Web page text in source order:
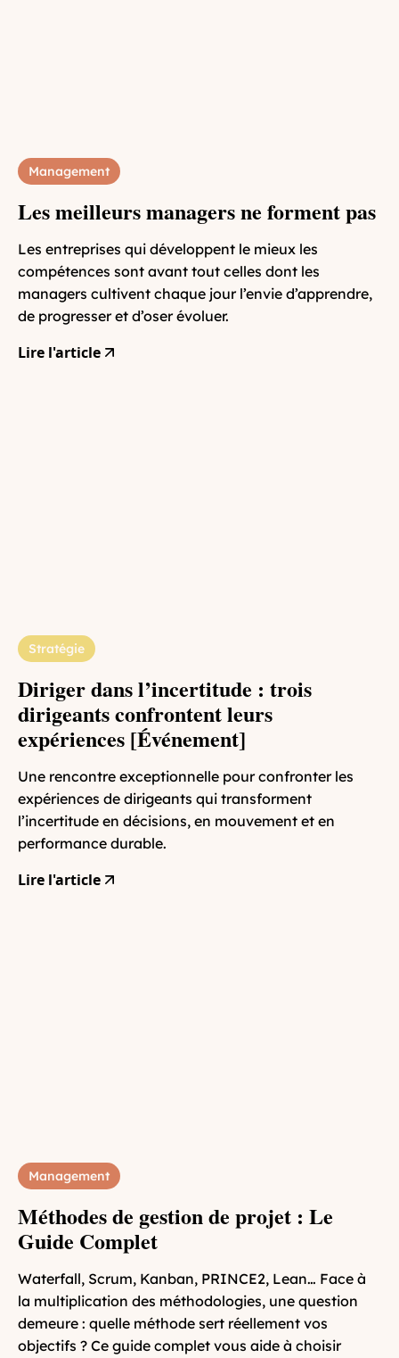
Management
Les meilleurs managers ne forment pas
Les entreprises qui développent le mieux les
compétences sont avant tout celles dont les
managers cultivent chaque jour l’envie d’apprendre,
de progresser et d’oser évoluer.
Lire l'article
Stratégie
Diriger dans l’incertitude : trois
dirigeants confrontent leurs
expériences [Événement]
Une rencontre exceptionnelle pour confronter les
expériences de dirigeants qui transforment
l’incertitude en décisions, en mouvement et en
performance durable.
Lire l'article
Management
Méthodes de gestion de projet : Le
Guide Complet
Waterfall, Scrum, Kanban, PRINCE2, Lean… Face à
la multiplication des méthodologies, une question
demeure : quelle méthode sert réellement vos
objectifs ? Ce guide complet vous aide à choisir